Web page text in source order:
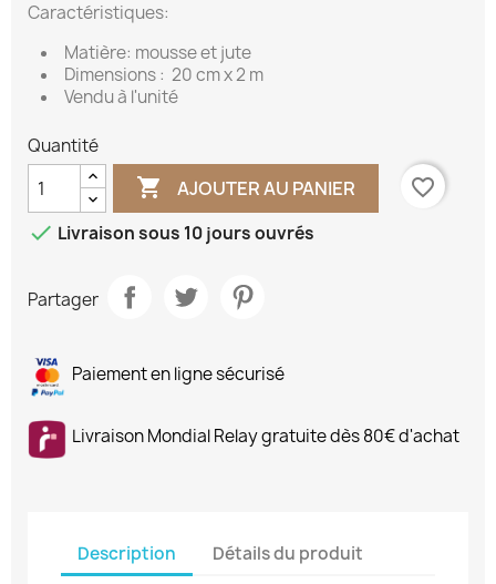
Caractéristiques:
Matière: mousse et jute
Dimensions : 20 cm x 2 m
Vendu à l'unité
Quantité
 AJOUTER AU PANIER
favorite_border
 Livraison sous 10 jours ouvrés
Partager
Paiement en ligne sécurisé
Livraison Mondial Relay gratuite dès 80€ d'achat
Description Détails du produit